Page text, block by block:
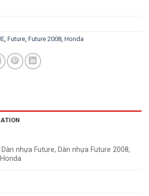
, Future, Future 2008, Honda
Dàn nhựa Future, Dàn nhựa Future 2008,